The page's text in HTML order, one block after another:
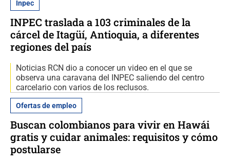
Inpec
INPEC traslada a 103 criminales de la
cárcel de Itagüí, Antioquia, a diferentes
regiones del país
Noticias RCN dio a conocer un video en el que se
observa una caravana del INPEC saliendo del centro
carcelario con varios de los reclusos.
Ofertas de empleo
Buscan colombianos para vivir en Hawái
gratis y cuidar animales: requisitos y cómo
postularse